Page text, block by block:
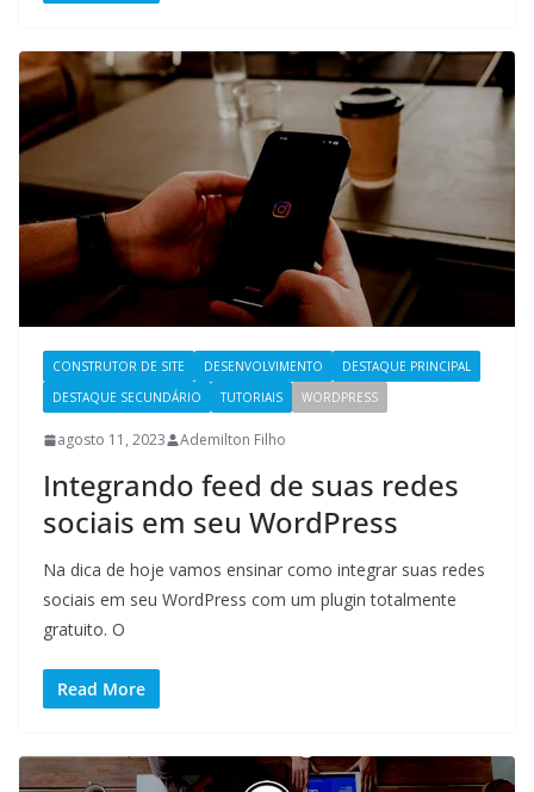
CONSTRUTOR DE SITE DESENVOLVIMENTO
DESTAQUE PRINCIPAL
DESTAQUE SECUNDÁRIO
TUTORIAIS WORDPRESS
agosto 11, 2023 Ademilton Filho
Integrando feed de suas redes
sociais em seu WordPress
Na dica de hoje vamos ensinar como integrar suas redes
sociais em seu WordPress com um plugin totalmente
gratuito. O
Read More